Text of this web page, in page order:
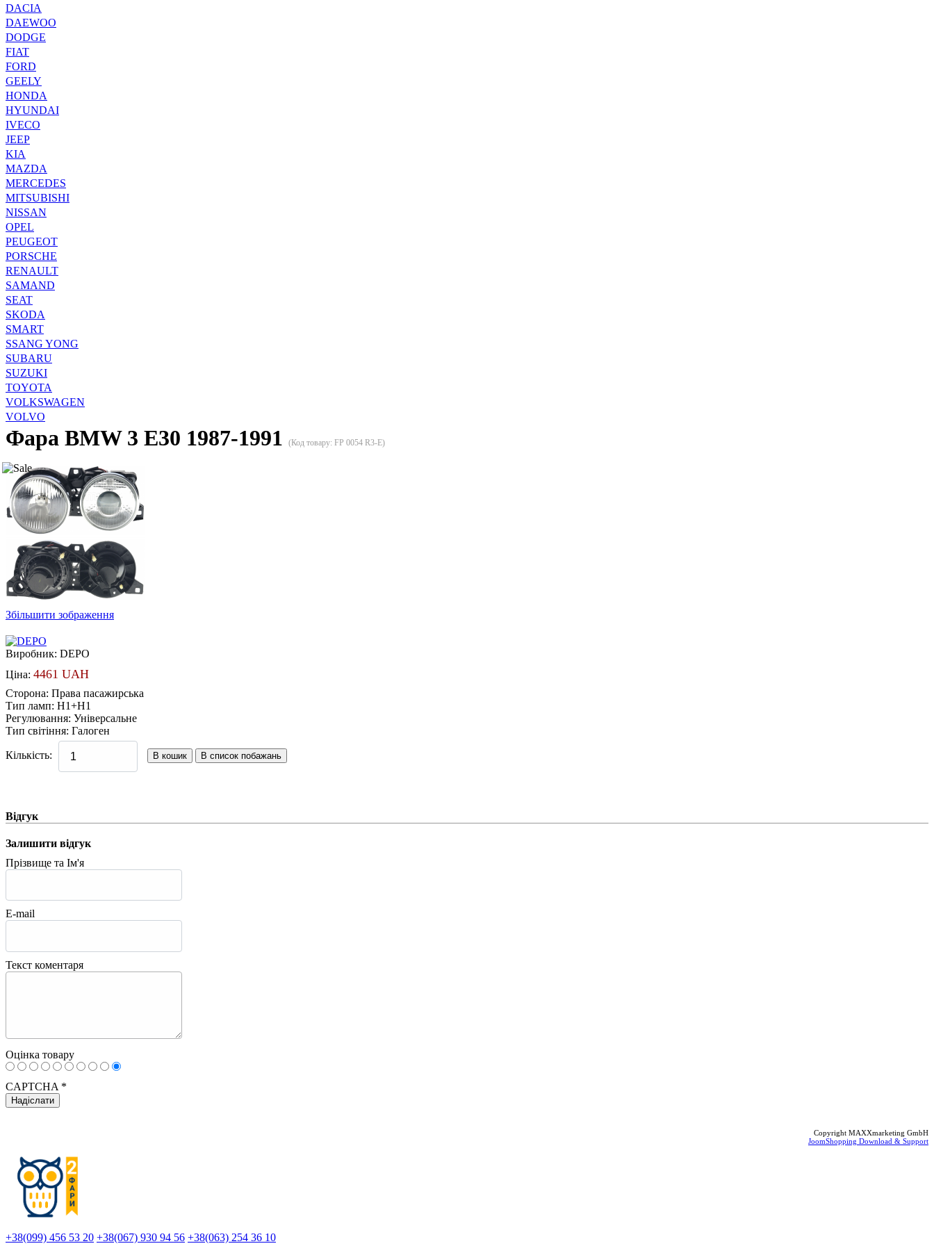
DACIA
DAEWOO
DODGE
FIAT
FORD
GEELY
HONDA
HYUNDAI
IVECO
JEEP
KIA
MAZDA
MERCEDES
MITSUBISHI
NISSAN
OPEL
PEUGEOT
PORSCHE
RENAULT
SAMAND
SEAT
SKODA
SMART
SSANG YONG
SUBARU
SUZUKI
TOYOTA
VOLKSWAGEN
VOLVO
Фара BMW 3 E30 1987-1991 (Код товару: FP 0054 R3-E)
Збільшити зображення
Виробник: DEPO
Ціна: 4461 UAH
Сторона: Права пасажирська
Тип ламп: H1+H1
Регулювання: Універсальне
Тип світіння: Галоген
Кількість:
Відгук
Залишити відгук
Прізвище та Ім'я
E-mail
Текст коментаря
Оцінка товару
CAPTCHA *
Copyright MAXXmarketing GmbH
JoomShopping Download & Support
+38(099) 456 53 20 +38(067) 930 94 56 +38(063) 254 36 10